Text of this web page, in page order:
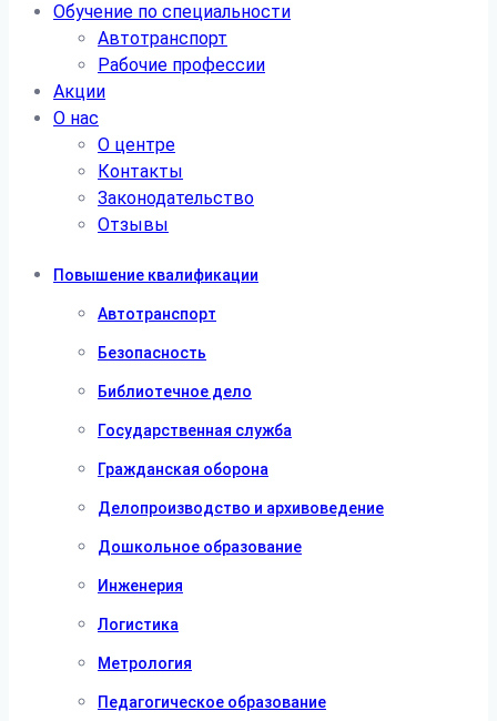
Обучение по специальности
Автотранспорт
Рабочие профессии
Акции
О нас
О центре
Контакты
Законодательство
Отзывы
Повышение квалификации
Автотранспорт
Безопасность
Библиотечное дело
Государственная служба
Гражданская оборона
Делопроизводство и архивоведение
Дошкольное образование
Инженерия
Логистика
Метрология
Педагогическое образование